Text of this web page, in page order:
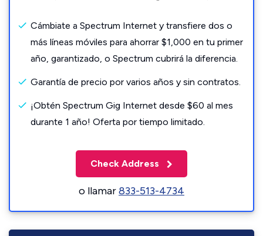
Cámbiate a Spectrum Internet y transfiere dos o
más líneas móviles para ahorrar $1,000 en tu primer
año, garantizado, o Spectrum cubrirá la diferencia.
Garantía de precio por varios años y sin contratos.
¡Obtén Spectrum Gig Internet desde $60 al mes
durante 1 año! Oferta por tiempo limitado.
Check Address
o llamar833-513-4734